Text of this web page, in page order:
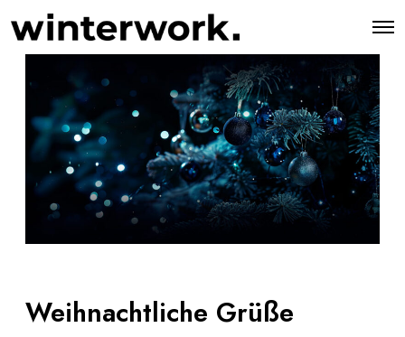
O
e
n
M
e
n
u
Weihnachtliche Grüße